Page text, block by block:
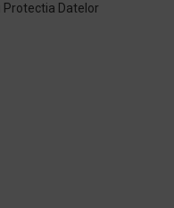
Protectia Datelor